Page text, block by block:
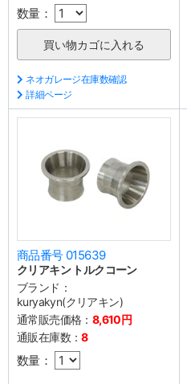
数量：
ネオガレージ在庫数確認
詳細ページ
商品番号 015639
クリアキン トルクコーン
ブランド：
kuryakyn(クリアキン)
通常販売価格： 8,610円
通販在庫数：8
数量：